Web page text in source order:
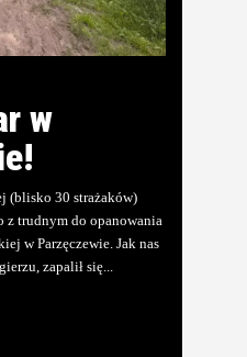
w
(blisko 30 strażaków)
z trudnym do opanowania
w Parzęczewie. Jak nas
zapalił się